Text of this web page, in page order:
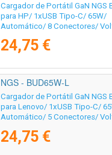
Cargador de Portátil GaN NGS
para HP/ 1xUSB Tipo-C/ 65W/
Automático/ 8 Conectores/
24,75 €
NGS - BUD65W-L
Cargador de Portátil GaN NGS
para Lenovo/ 1xUSB Tipo-C/
Automático/ 5 Conectores/
24,75 €